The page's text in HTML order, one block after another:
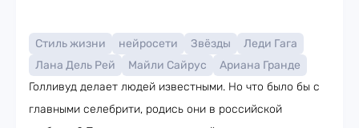
Стиль жизни нейросети Звёзды
Леди Гага
Лана Дель Рей
Майли Сайрус
Ариана Гранде
Голливуд делает людей известными. Но что было бы с
главными селебрити, родись они в российской